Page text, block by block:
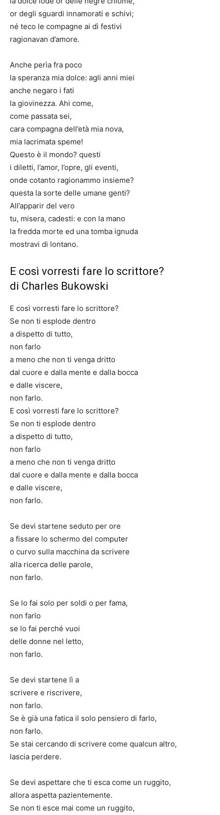
or degli sguardi innamorati e schivi;
né teco le compagne ai dì festivi
ragionavan d’amore.
Anche perìa fra poco
la speranza mia dolce: agli anni miei
anche negaro i fati
la giovinezza. Ahi come,
come passata sei,
cara compagna dell’età mia nova,
mia lacrimata speme!
Questo è il mondo? questi
i diletti, l’amor, l’opre, gli eventi,
onde cotanto ragionammo insieme?
questa la sorte delle umane genti?
All’apparir del vero
tu, misera, cadesti: e con la mano
la fredda morte ed una tomba ignuda
mostravi di lontano.
E così vorresti fare lo scrittore?
di Charles Bukowski
E così vorresti fare lo scrittore?
Se non ti esplode dentro
a dispetto di tutto,
non farlo
a meno che non ti venga dritto
dal cuore e dalla mente e dalla bocca
e dalle viscere,
non farlo.
E così vorresti fare lo scrittore?
Se non ti esplode dentro
a dispetto di tutto,
non farlo
a meno che non ti venga dritto
dal cuore e dalla mente e dalla bocca
e dalle viscere,
non farlo.
Se devi startene seduto per ore
a fissare lo schermo del computer
o curvo sulla macchina da scrivere
alla ricerca delle parole,
non farlo.
Se lo fai solo per soldi o per fama,
non farlo
se lo fai perché vuoi
delle donne nel letto,
non farlo.
Se devi startene lì a
scrivere e riscrivere,
non farlo.
Se è già una fatica il solo pensiero di farlo,
non farlo.
Se stai cercando di scrivere come qualcun altro,
lascia perdere.
Se devi aspettare che ti esca come un ruggito,
allora aspetta pazientemente.
Se non ti esce mai come un ruggito,